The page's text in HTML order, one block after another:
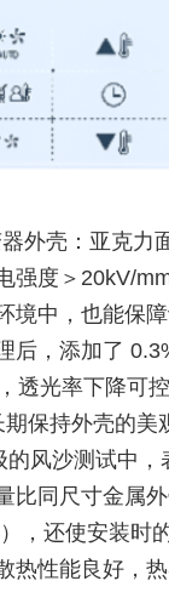
外壳：亚克力
强度＞20kV/
境中，也能保
后，添加了
透光率下降可
保持外壳的
风沙测试中
比同尺寸金属
，还使安装时
热性能良好，